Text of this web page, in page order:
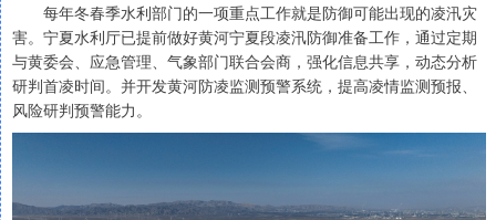
每年冬春季水利部门的一项重点工作就是防御可能出现的凌汛灾
害。宁夏水利厅已提前做好黄河宁夏段凌汛防御准备工作，通过定期
与黄委会、应急管理、气象部门联合会商，强化信息共享，动态分析
研判首凌时间。并开发黄河防凌监测预警系统，提高凌情监测预报、
风险研判预警能力。